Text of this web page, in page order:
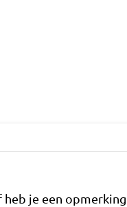
je een